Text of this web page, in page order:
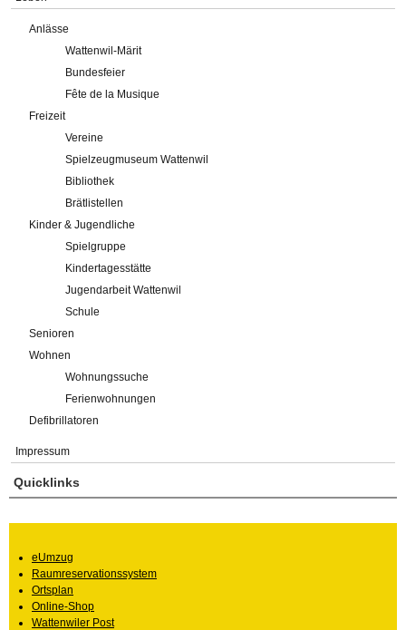
Anlässe
Wattenwil-Märit
Bundesfeier
Fête de la Musique
Freizeit
Vereine
Spielzeugmuseum Wattenwil
Bibliothek
Brätlistellen
Kinder & Jugendliche
Spielgruppe
Kindertagesstätte
Jugendarbeit Wattenwil
Schule
Senioren
Wohnen
Wohnungssuche
Ferienwohnungen
Defibrillatoren
Impressum
Quicklinks
eUmzug
Raumreservationssystem
Ortsplan
Online-Shop
Wattenwiler Post